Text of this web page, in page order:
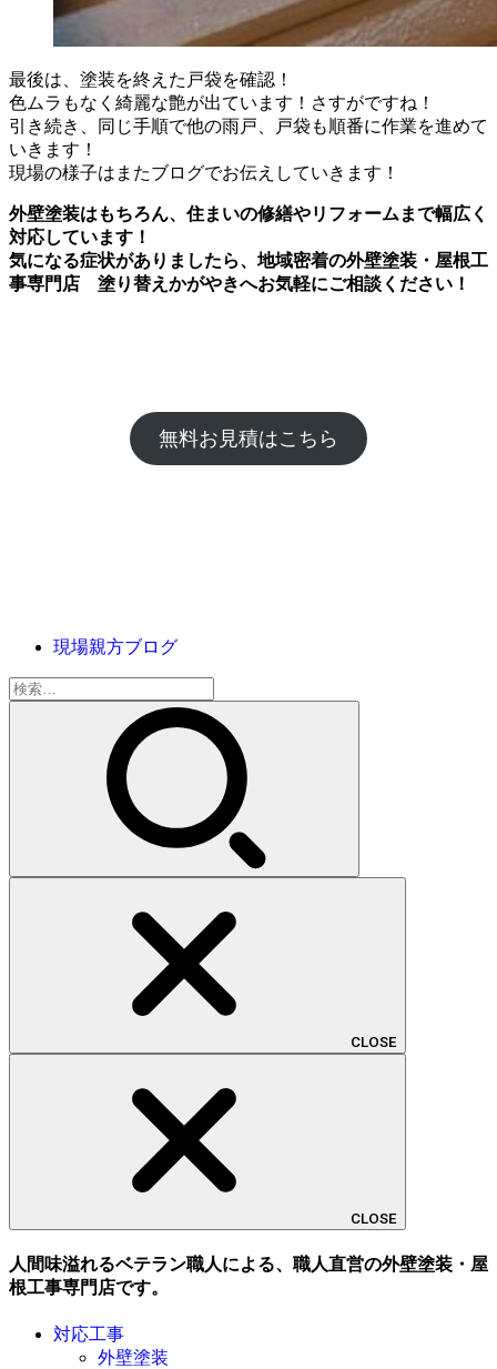
最後は、塗装を終えた戸袋を確認！
色ムラもなく綺麗な艶が出ています！さすがですね！
引き続き、同じ手順で他の雨戸、戸袋も順番に作業を進めて
いきます！
現場の様子はまたブログでお伝えしていきます！
外壁塗装はもちろん、住まいの修繕やリフォームまで幅広く
対応しています！
気になる症状がありましたら、地域密着の外壁塗装・屋根工
事専門店 塗り替えかがやきへお気軽にご相談ください！
無料お見積はこちら
現場親方ブログ
検
索:
CLOSE
CLOSE
人間味溢れるベテラン職人による、職人直営の外壁塗装・屋
根工事専門店です。
対応工事
外壁塗装